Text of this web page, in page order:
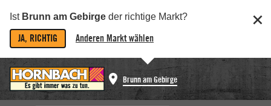
Ist Brunn am Gebirge der richtige Markt?
JA, RICHTIG Anderen Markt wählen
Brunn am Gebirge